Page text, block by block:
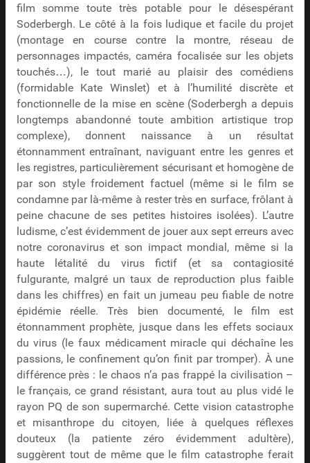
film somme toute très potable pour le désespérant
Soderbergh. Le côté à la fois ludique et facile du projet
(montage en course contre la montre, réseau de
personnages impactés, caméra focalisée sur les objets
touchés…), le tout marié au plaisir des comédiens
(formidable Kate Winslet) et à l’humilité discrète et
fonctionnelle de la mise en scène (Soderbergh a depuis
longtemps abandonné toute ambition artistique trop
complexe), donnent naissance à un résultat
étonnamment entraînant, naviguant entre les genres et
les registres, particulièrement sécurisant et homogène de
par son style froidement factuel (même si le film se
condamne par là-même à rester très en surface, frôlant à
peine chacune de ses petites histoires isolées). L’autre
ludisme, c’est évidemment de jouer aux sept erreurs avec
notre coronavirus et son impact mondial, même si la
haute létalité du virus fictif (et sa contagiosité
fulgurante, malgré un taux de reproduction plus faible
dans les chiffres) en fait un jumeau peu fiable de notre
épidémie réelle. Très bien documenté, le film est
étonnamment prophète, jusque dans les effets sociaux
du virus (le faux médicament miracle qui déchaîne les
passions, le confinement qu’on finit par tromper). À une
différence près : le chaos n’a pas frappé la civilisation –
le français, ce grand résistant, aura tout au plus vidé le
rayon PQ de son supermarché. Cette vision catastrophe
et misanthrope du citoyen, liée à quelques réflexes
douteux (la patiente zéro évidemment adultère),
suggèrent tout de même que le film catastrophe ferait